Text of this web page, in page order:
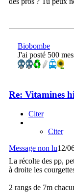
Biobombe
J'ai posté 500
Re: Vitamines
Citer
Citer
Message non lu12/
La récolte des pp,
à droite les
2 rangs de 7m